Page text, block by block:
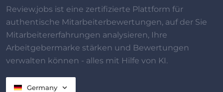
Review.jobs ist eine zertifizierte Plattform für
authentische Mitarbeiterbewertungen, auf der Sie
Mitarbeitererfahrungen analysieren, Ihre
Arbeitgebermarke stärken und Bewertungen
verwalten können - alles mit Hilfe von KI.
Germany